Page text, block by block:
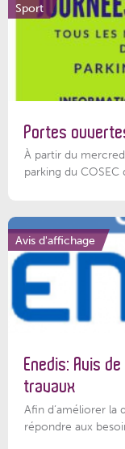
Sport
Portes
À partir du
parking du COSEC
Avis d'affichage
Enedis: Avis
travaux
Afin d’améliorer la
répondre aux